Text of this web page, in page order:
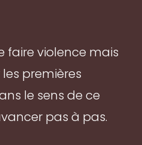
faire violence mais
premières
le sens de ce
pas à pas.